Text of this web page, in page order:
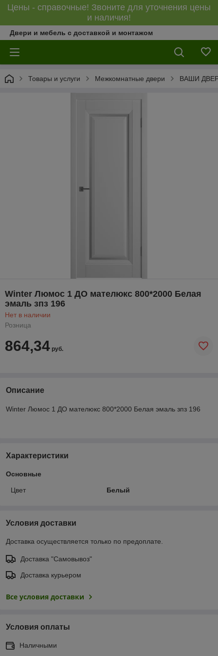
Цены - справочные! Звоните для уточнения цены
и наличия!
Двери и мебель с доставкой и монтажом
Товары и услуги Межкомнатные двери ВАШИ
Winter Люмос 1 ДО мателюкс 800*2000 Белая
эмаль зпз 196
Нет в наличии
Розница
864,34 руб.
Описание
Winter Люмос 1 ДО мателюкс 800*2000 Белая эмаль зпз 196
Характеристики
Основные
Цвет Белый
Условия доставки
Доставка осуществляется только по предоплате.
Доставка "Самовывоз"
Доставка курьером
Все условия доставки
Условия оплаты
Наличными